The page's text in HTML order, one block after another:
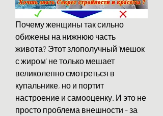
Почему женщины так сильно
обижены на нижнюю часть
живота? Этот злополучный 'мешок
с жиром' не только мешает
великолепно смотреться в
купальнике, но и портит
настроение и самооценку. И это не
просто проблема внешности - за